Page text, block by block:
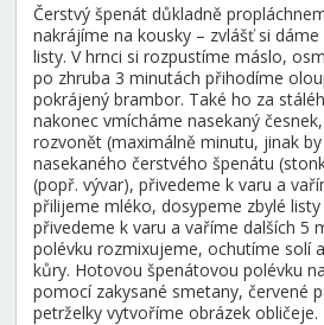
Čerstvý špenát důkladně
nakrájíme na kousky – zvlášť si
listy. V hrnci si rozpustíme máslo,
po zhruba 3 minutách přihodíme
pokrájený brambor. Také ho za
nakonec vmícháme nasekaný
rozvonět (maximálně minutu, jinak
nasekaného čerstvého špenátu
(popř. vývar), přivedeme k varu a
přilijeme mléko, dosypeme zbylé
přivedeme k varu a vaříme dalších 5
polévku rozmixujeme, ochutíme solí
kůry. Hotovou špenátovou polévku
pomocí zakysané smetany, červené
petrželky vytvoříme obrázek obličeje.